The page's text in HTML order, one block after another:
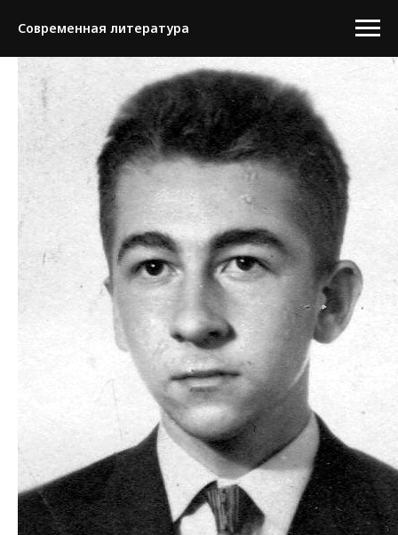
Современная литература